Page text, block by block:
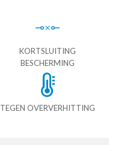
KORTSLUITING
BESCHERMING
TEGEN OVERVERHITTING